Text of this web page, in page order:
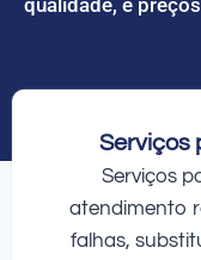
Serviços
Serviços
atendimento
falhas,